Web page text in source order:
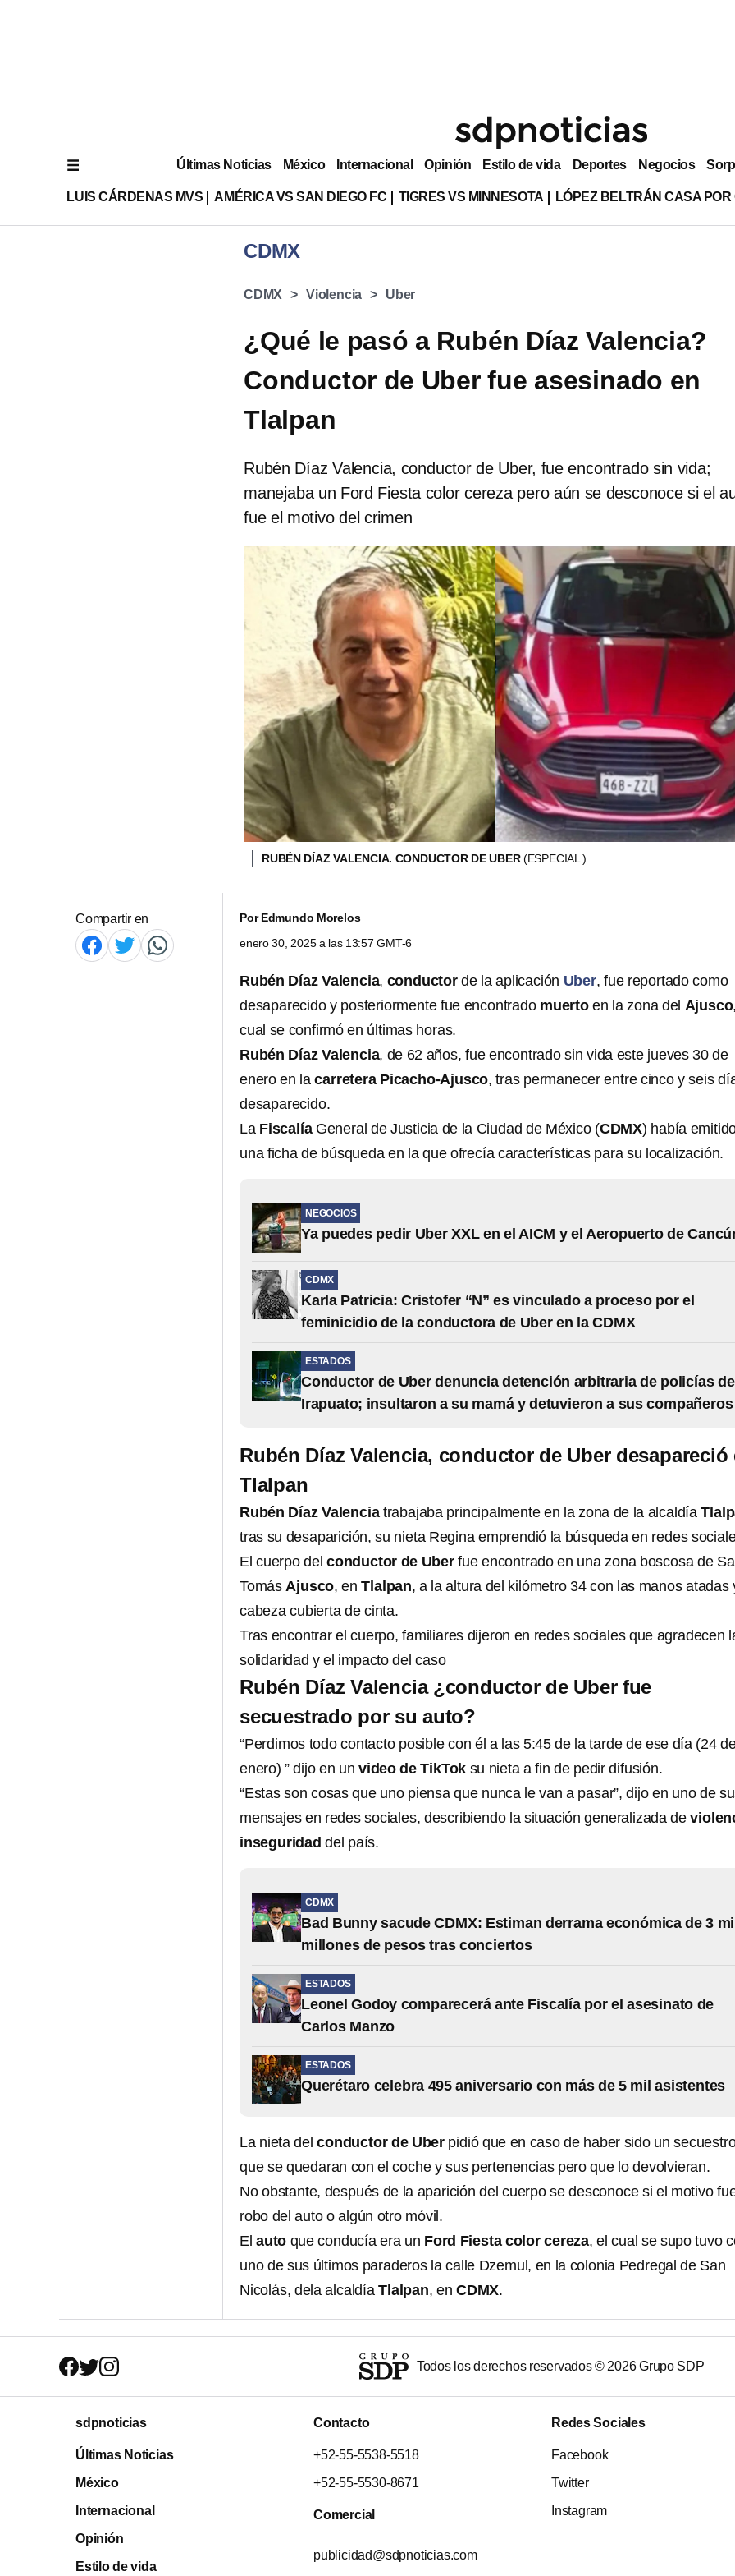
Últimas Noticias México Internacional Opinión Estilo de vida Deportes Negocios
LUIS CÁRDENAS MVS AMÉRICA VS SAN DIEGO FC TIGRES VS MINNESOTA LÓPEZ BELTRÁN CASA
CDMX
CDMX Violencia Uber
¿Qué le pasó a Rubén Díaz Valencia?
Conductor de Uber fue asesinado en
Tlalpan
Rubén Díaz Valencia, conductor de Uber, fue encontrado sin vida;
manejaba un Ford Fiesta color cereza pero aún se desconoce si el
fue el motivo del crimen
RUBÉN DÍAZ VALENCIA. CONDUCTOR DE UBER(ESPECIAL )
Compartir en PorEdmundo Morelos
enero 30, 2025 a las 13:57 GMT-6
Rubén Díaz Valencia, conductorde la aplicación Uber, fue reportado como
desaparecido y posteriormente fue encontrado muertoen la zona del Ajusco
cual se confirmó en últimas horas.
Rubén Díaz Valencia, de 62 años, fue encontrado sin vida este jueves 30 de
enero en lacarretera Picacho-Ajusco, tras permanecer entre cinco y seis
desaparecido.
La FiscalíaGeneral de Justicia de la Ciudad de México (CDMX) había
una ficha de búsqueda en la que ofrecía características para su localización.
NEGOCIOS
Ya puedes pedir Uber XXL en el AICM y el Aeropuerto de
CDMX
Karla Patricia: Cristofer “N” es vinculado a proceso por el
feminicidio de la conductora de Uber en la CDMX
ESTADOS
Conductor de Uber denuncia detención arbitraria de policías de
Irapuato; insultaron a su mamá y detuvieron a sus compañeros
Rubén Díaz Valencia, conductor de Uber desapareció
Tlalpan
Rubén Díaz Valenciatrabajaba principalmente en la zona de la alcaldía
tras su desaparición, su nieta Regina emprendió la búsqueda en redes
El cuerpo del conductor de Uberfue encontrado en una zona boscosa de
TomásAjusco, enTlalpan, a la altura del kilómetro 34 con las manos atadas
cabeza cubierta de cinta.
Tras encontrar el cuerpo, familiares dijeron en redes sociales que agradecen
solidaridad y el impacto del caso
Rubén Díaz Valencia ¿conductor de Uber fue
secuestrado por su auto?
“Perdimos todo contacto posible con él a las 5:45 de la tarde de ese día (24
enero) ” dijo en unvideo de TikTok su nieta a fin de pedir difusión.
“Estas son cosas que uno piensa que nunca le van a pasar”, dijo en uno de
mensajes en redes sociales, describiendo la situación generalizada de
inseguridad del país.
CDMX
Bad Bunny sacude CDMX: Estiman derrama económica de 3
millones de pesos tras conciertos
ESTADOS
Leonel Godoy comparecerá ante Fiscalía por el asesinato de
Carlos Manzo
ESTADOS
Querétaro celebra 495 aniversario con más de 5 mil asistentes
La nieta delconductor de Uber pidió que en caso de haber sido un
que se quedaran con el coche y sus pertenencias pero que lo devolvieran.
No obstante, después de la aparición del cuerpo se desconoce si el motivo
robo del auto o algún otro móvil.
El auto que conducía era un Ford Fiesta color cereza, el cual se supo tuvo
uno de sus últimos paraderos la calle Dzemul, en la colonia Pedregal de San
Nicolás, dela alcaldíaTlalpan, enCDMX.
Todos los derechos reservados © 2026Grupo SDP
sdpnoticias
Últimas Noticias
México
Internacional
Opinión
Estilo de vida
Contacto
+52-55-5538-5518
+52-55-5530-8671
Comercial
publicidad@sdpnoticias.com
Redes Sociales
Facebook
Twitter
Instagram